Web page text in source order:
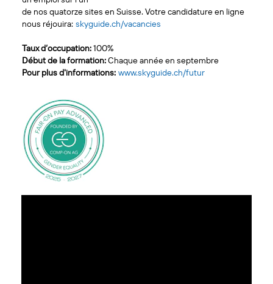
de nos quatorze sites en Suisse. Votre candidature en ligne
nous réjouira: skyguide.ch/vacancies
Taux d’occupation:100%
Début de la formation:Chaque année en septembre
Pour plus d'informations: www.skyguide.ch/futur